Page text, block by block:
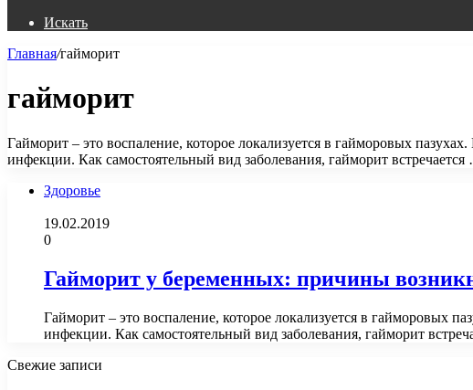
Искать
Главная/гайморит
гайморит
Гайморит – это воспаление, которое локализуется в гайморовых
инфекции. Как самостоятельный вид заболевания, гайморит
Здоровье
19.02.2019
0
Гайморит у беременных: причины
Гайморит – это воспаление, которое локализуется в гайморовых
инфекции. Как самостоятельный вид заболевания, гайморит
Свежие записи